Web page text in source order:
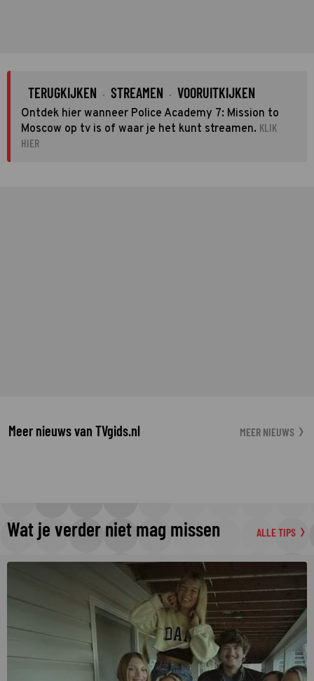
TERUGKIJKEN · STREAMEN · VOORUITKIJKEN
Ontdek hier wanneer Police Academy 7: Mission to
Moscow op tv is of waar je het kunt streamen. KLIK
HIER
Meer nieuws van TVgids.nl MEER NIEUWS
Wat je verder niet mag missen ALLE TIPS